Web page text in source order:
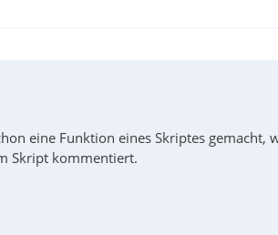
eine Funktion eines Skriptes
Skript kommentiert.